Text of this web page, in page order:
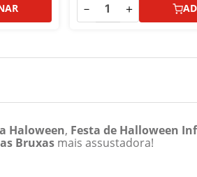
－ ＋
Haloween, Festa de Halloween
Bruxas mais assustadora!